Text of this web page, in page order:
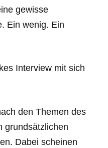
gewisse
Ein wenig. Ein
Interview mit sich
den Themen des
grundsätzlichen
Dabei scheinen